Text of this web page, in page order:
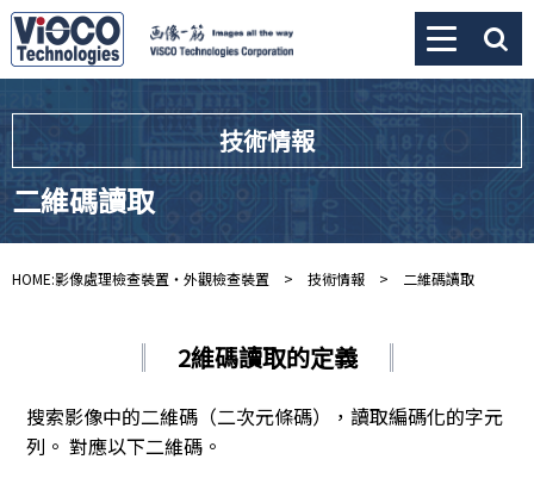
技術情報
二維碼讀取
HOME:影像處理檢查裝置・外觀檢查裝置 > 技術情報 > 二維碼讀取
2維碼讀取的定義
搜索影像中的二維碼（二次元條碼），讀取編碼化的字元
列。 對應以下二維碼。